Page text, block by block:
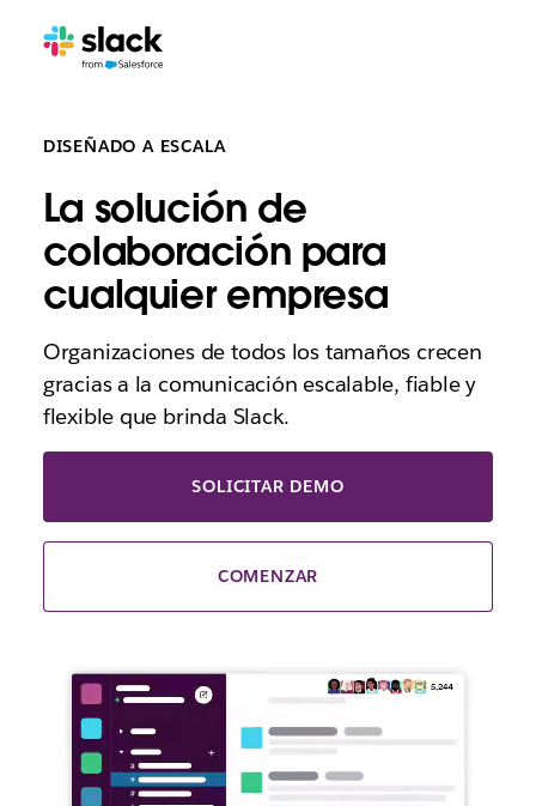
DISEÑADO A ESCALA
La solución de
colaboración para
cualquier empresa
Organizaciones de todos los tamaños crecen
gracias a la comunicación escalable, fiable y
flexible que brinda Slack.
SOLICITAR DEMO
COMENZAR